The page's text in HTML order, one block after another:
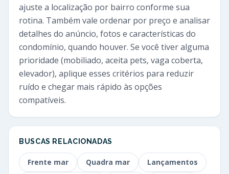
ajuste a localização por bairro conforme sua
rotina. Também vale ordenar por preço e analisar
detalhes do anúncio, fotos e características do
condomínio, quando houver. Se você tiver alguma
prioridade (mobiliado, aceita pets, vaga coberta,
elevador), aplique esses critérios para reduzir
ruído e chegar mais rápido às opções
compatíveis.
BUSCAS RELACIONADAS
Frente mar Quadra mar
Lançamentos